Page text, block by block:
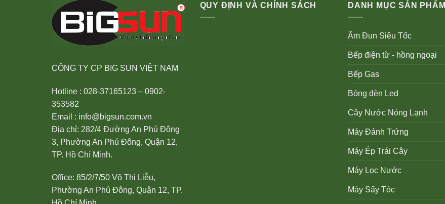
CÔNG TY CP BIG SUN VIỆT NAM
Hotline : 028-37165123 – 0902-
353582
Email : info@bigsun.com.vn
Địa chỉ: 282/4 Đường An Phú Đông
3, Phường An Phú Đông, Quận 12,
TP. Hồ Chí Minh.
Office: 85/2/7/50 Võ Thị Liễu,
Phường An Phú Đông, Quận 12, TP.
QUY ĐỊNH VÀ CHÍNH SÁCH DANH MỤC SẢN PHẨM
Ấm Đun Siêu Tốc
Bếp điện từ - hồng ngoại
Bếp Gas
Bóng đèn Led
Cây Nước Nóng Lạnh
Máy Đánh Trứng
Máy Ép Trái Cây
Máy Lọc Nước
Máy Sấy Tóc